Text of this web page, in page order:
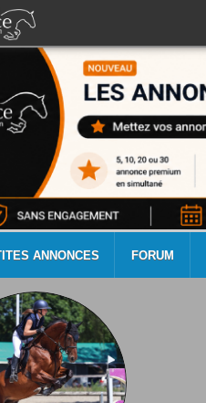
ANNONCES FORUM